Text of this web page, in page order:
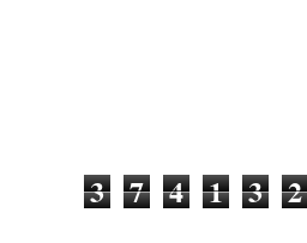
3 7 4 1 3 2